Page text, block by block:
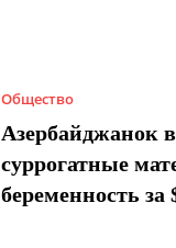
Общество
Азербайджанок
суррогатные
беременность за